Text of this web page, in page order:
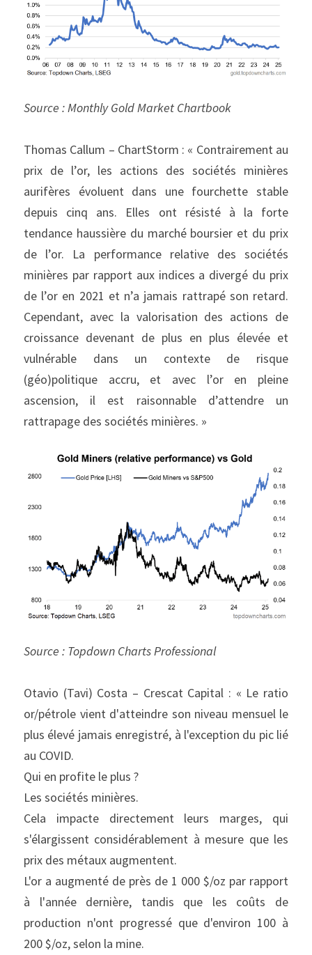
Source : Monthly Gold Market Chartbook
Thomas Callum – ChartStorm : « Contrairement au
prix de l’or, les actions des sociétés minières
aurifères évoluent dans une fourchette stable
depuis cinq ans. Elles ont résisté à la forte
tendance haussière du marché boursier et du prix
de l’or. La performance relative des sociétés
minières par rapport aux indices a divergé du prix
de l’or en 2021 et n’a jamais rattrapé son retard.
Cependant, avec la valorisation des actions de
croissance devenant de plus en plus élevée et
vulnérable dans un contexte de risque
(géo)politique accru, et avec l’or en pleine
ascension, il est raisonnable d’attendre un
rattrapage des sociétés minières. »
Source : Topdown Charts Professional
Otavio (Tavi) Costa – Crescat Capital : « Le ratio
or/pétrole vient d'atteindre son niveau mensuel le
plus élevé jamais enregistré, à l'exception du pic lié
au COVID.
Qui en profite le plus ?
Les sociétés minières.
Cela impacte directement leurs marges, qui
s'élargissent considérablement à mesure que les
prix des métaux augmentent.
L'or a augmenté de près de 1 000 $/oz par rapport
à l'année dernière, tandis que les coûts de
production n'ont progressé que d'environ 100 à
200 $/oz, selon la mine.